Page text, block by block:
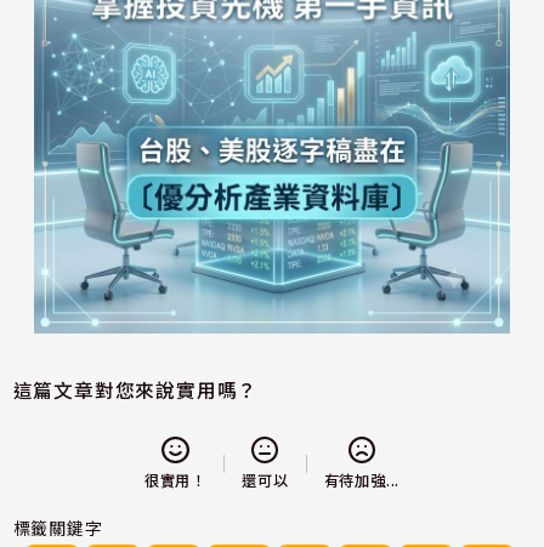
這篇文章對您來說實用嗎？
很實用！ 還可以 有待加強...
標籤關鍵字